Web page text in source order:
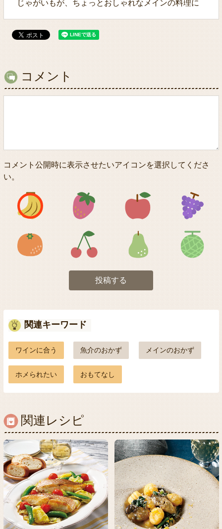
じゃがいもが、ちょっとおしゃれなメインの料理に
コメント
コメント公開時に表示させたいアイコンを選択してくださ
い。
アイコン1 アイコン2 アイコン3
アイコン5 アイコン6 アイコン7
投稿する
関連キーワード
ワインに合う 魚介のおかず メインのおかず
ホメられたい おもてなし
関連レシピ